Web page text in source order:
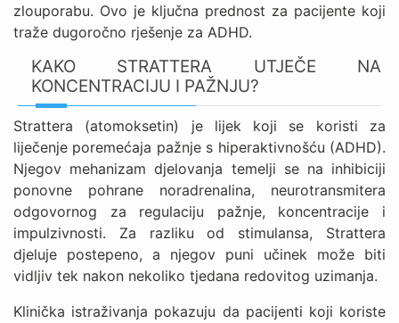
zlouporabu. Ovo je ključna prednost za pacijente koji
traže dugoročno rješenje za ADHD.
KAKO STRATTERA UTJEČE NA
KONCENTRACIJU I PAŽNJU?
Strattera (atomoksetin) je lijek koji se koristi za
liječenje poremećaja pažnje s hiperaktivnošću (ADHD).
Njegov mehanizam djelovanja temelji se na inhibiciji
ponovne pohrane noradrenalina, neurotransmitera
odgovornog za regulaciju pažnje, koncentracije i
impulzivnosti. Za razliku od stimulansa, Strattera
djeluje postepeno, a njegov puni učinek može biti
vidljiv tek nakon nekoliko tjedana redovitog uzimanja.
Klinička istraživanja pokazuju da pacijenti koji koriste